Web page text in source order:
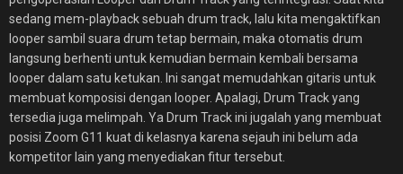
sedang mem-playback sebuah drum track, lalu kita mengaktifkan
looper sambil suara drum tetap bermain, maka otomatis drum
langsung berhenti untuk kemudian bermain kembali bersama
looper dalam satu ketukan. Ini sangat memudahkan gitaris untuk
membuat komposisi dengan looper. Apalagi, Drum Track yang
tersedia juga melimpah. Ya Drum Track ini jugalah yang membuat
posisi Zoom G11 kuat di kelasnya karena sejauh ini belum ada
kompetitor lain yang menyediakan fitur tersebut.